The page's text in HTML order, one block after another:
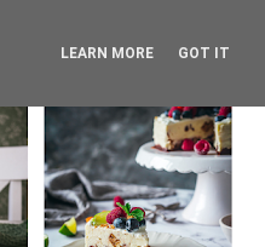
LEARN MORE GOT IT